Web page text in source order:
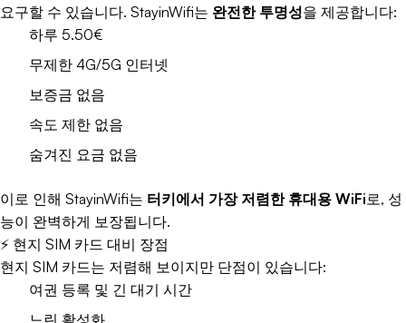
요구할 수 있습니다. StayinWifi는 완전한 투명성을 제공합니다:
하루 5.50€
무제한 4G/5G 인터넷
보증금 없음
속도 제한 없음
숨겨진 요금 없음
이로 인해 StayinWifi는 터키에서 가장 저렴한 휴대용 WiFi로, 성
능이 완벽하게 보장됩니다.
⚡ 현지 SIM 카드 대비 장점
현지 SIM 카드는 저렴해 보이지만 단점이 있습니다:
여권 등록 및 긴 대기 시간